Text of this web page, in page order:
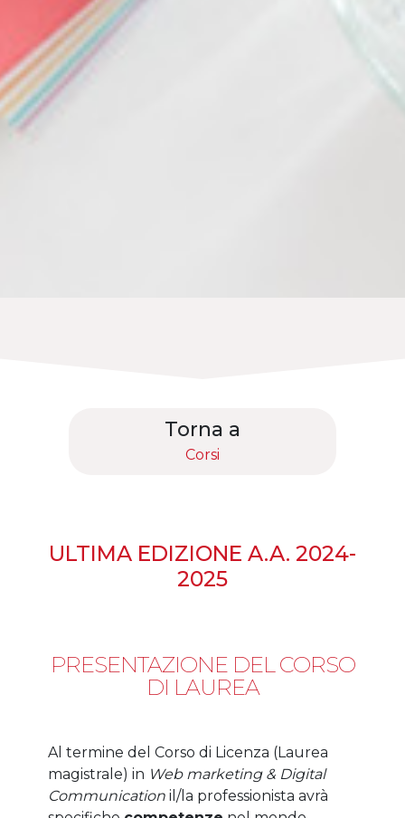
Torna a
Corsi
ULTIMA EDIZIONE A.A. 2024-
2025
PRESENTAZIONE DEL CORSO
DI LAUREA
Al termine del Corso di Licenza (Laurea
magistrale) in Web marketing & Digital
Communicationil/la professionista avrà